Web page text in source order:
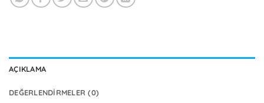
AÇIKLAMA
DEĞERLENDIRMELER (0)